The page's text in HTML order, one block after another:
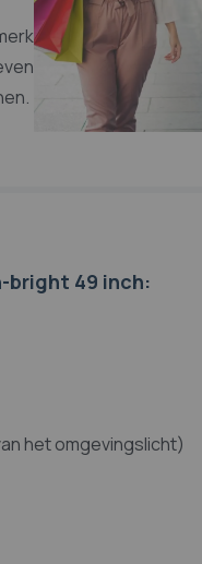
bright 49 inch:
het omgevingslicht)